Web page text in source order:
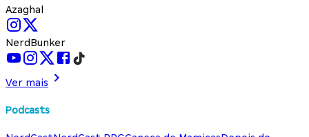
Azaghal
NerdBunker
Ver mais
Podcasts